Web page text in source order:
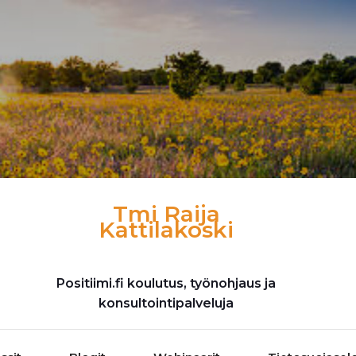
Tmi Raija
Kattilakoski
Positiimi.fi koulutus, työnohjaus ja
konsultointipalveluja